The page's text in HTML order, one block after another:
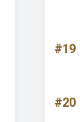
#19
#20